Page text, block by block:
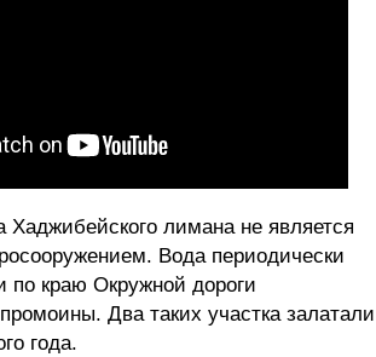
лимана не является
Вода периодически
по краю Окружной дороги
Два таких участка залатали
года.